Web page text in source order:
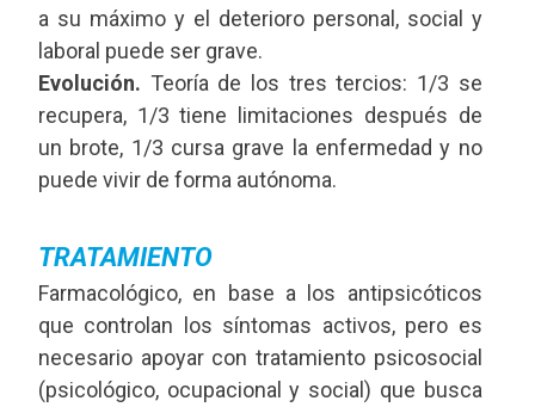
a su máximo y el deterioro personal, social y
laboral puede ser grave.
Evolución. Teoría de los tres tercios: 1/3 se
recupera, 1/3 tiene limitaciones después de
un brote, 1/3 cursa grave la enfermedad y no
puede vivir de forma autónoma.
TRATAMIENTO
Farmacológico, en base a los antipsicóticos
que controlan los síntomas activos, pero es
necesario apoyar con tratamiento psicosocial
(psicológico, ocupacional y social) que busca